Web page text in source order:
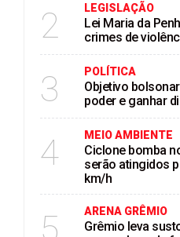
2 LEGISLAÇÃO
Lei Maria da
crimes de
3 POLÍTICA
Objetivo
poder e ganhar
4 MEIO AMBIENTE
Ciclone bomba
serão atingidos
km/h
5 ARENA GRÊMIO
Grêmio leva